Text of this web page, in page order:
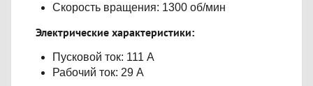
Скорость вращения: 1300 об/мин
Электрические характеристики:
Пусковой ток: 111 А
Рабочий ток: 29 А